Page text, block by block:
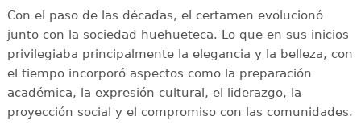
Con el paso de las décadas, el certamen evolucionó
junto con la sociedad huehueteca. Lo que en sus inicios
privilegiaba principalmente la elegancia y la belleza, con
el tiempo incorporó aspectos como la preparación
académica, la expresión cultural, el liderazgo, la
proyección social y el compromiso con las comunidades.